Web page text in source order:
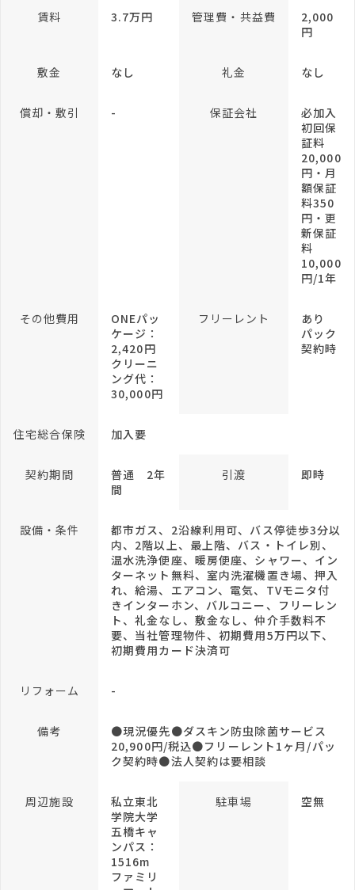
マイホームを考え始めたら keyboard_arrow_right
賃料 3.7万円 管理費・共益費
2,000
円
敷金 なし 礼金 なし
償却・敷引 - 保証会社
必加入
初回保
証料
20,000
円・月
額保証
料350
円・更
新保証
料
10,000
円/1年
その他費用
ONEパッ
ケージ：
2,420円
クリーニ
ング代：
30,000円
フリーレント
あり
パック
契約時
住宅総合保険 加入要
契約期間
普通 2年
間
引渡 即時
設備・条件
都市ガス、2沿線利用可、バス停徒歩3分以
内、2階以上、最上階、バス・トイレ別、
温水洗浄便座、暖房便座、シャワー、イン
ターネット無料、室内洗濯機置き場、押入
れ、給湯、エアコン、電気、TVモニタ付
きインターホン、バルコニー、フリーレン
ト、礼金なし、敷金なし、仲介手数料不
要、当社管理物件、初期費用5万円以下、
初期費用カード決済可
リフォーム -
備考
●現況優先●ダスキン防虫除菌サービス
20,900円/税込●フリーレント1ヶ月/パッ
ク契約時●法人契約は要相談
周辺施設
私立東北
学院大学
五橋キャ
ンパス：
1516m
ファミリ
駐車場 空無